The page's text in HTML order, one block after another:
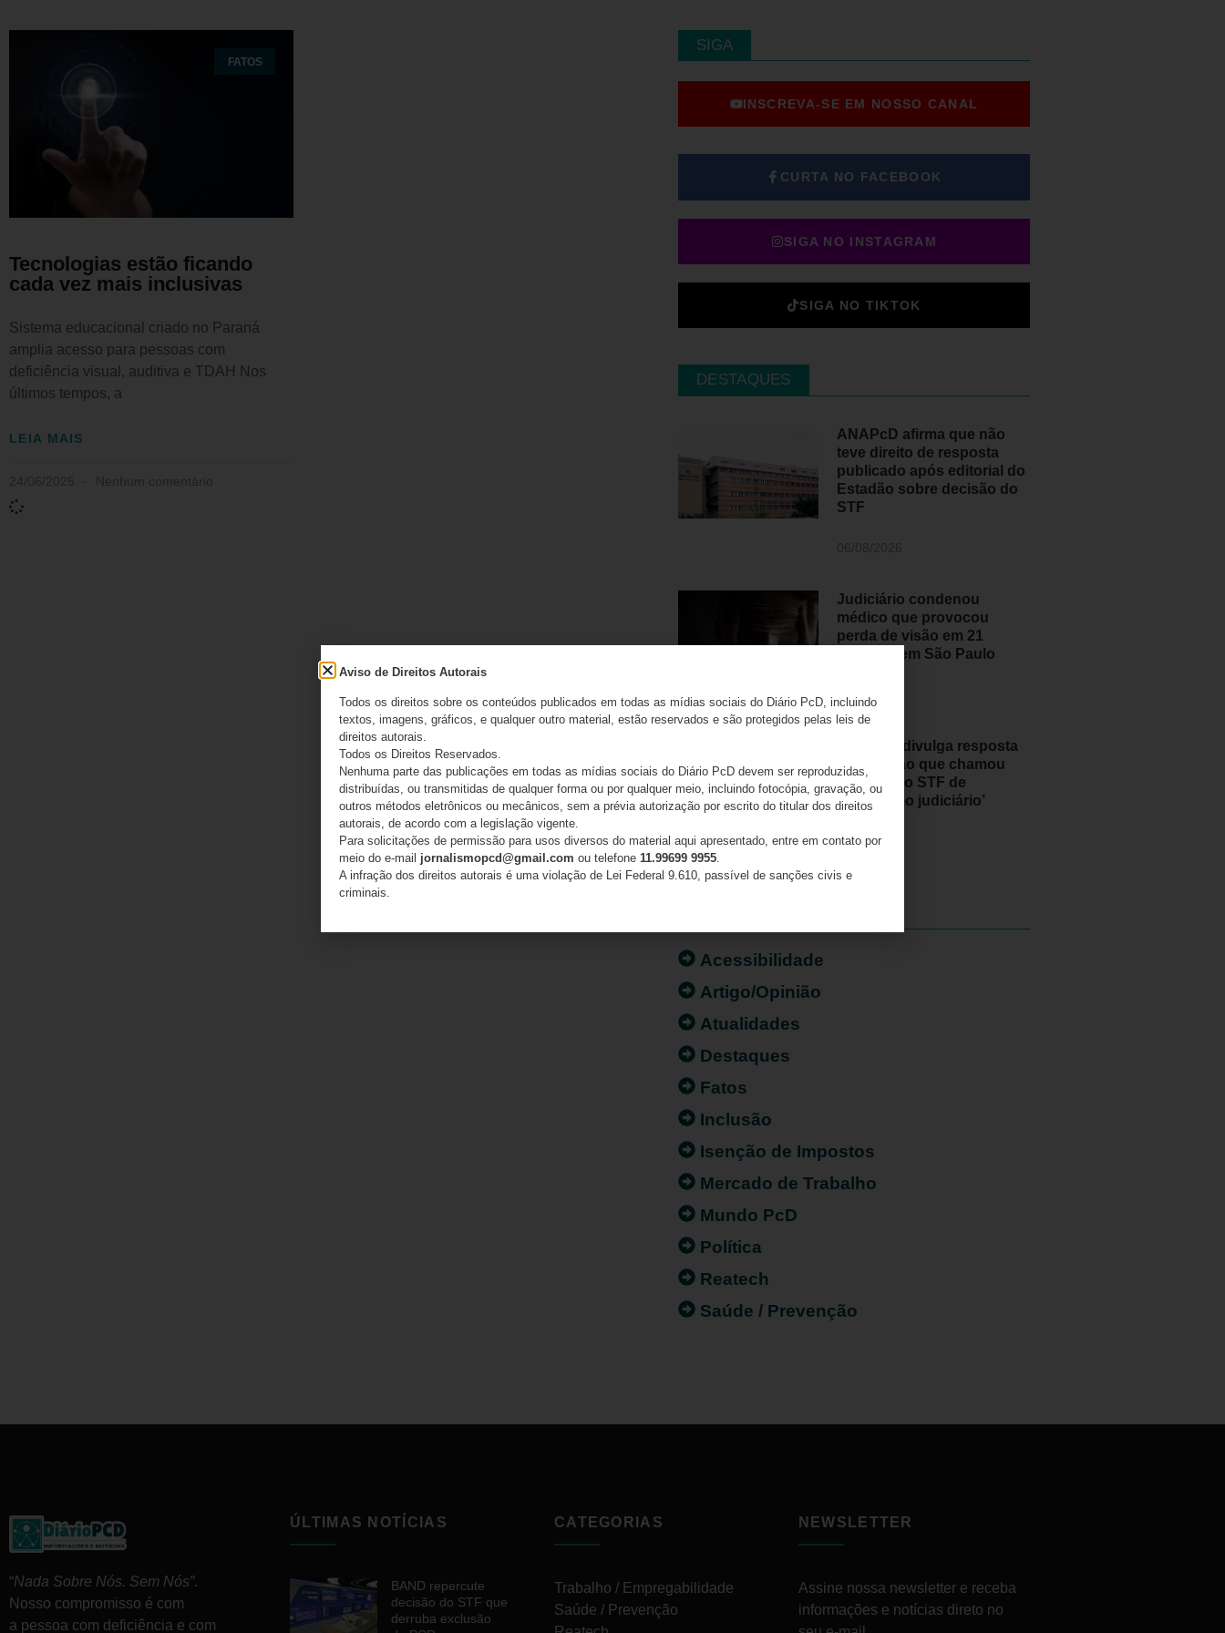
FATOS
Tecnologias estão ficando
cada vez mais inclusivas
Sistema educacional criado no Paraná
amplia acesso para pessoas com
deficiência visual, auditiva e TDAH Nos
últimos tempos, a
LEIA MAIS
SIGA
INSCREVA-SE EM NOSSO CANAL
CURTA NO FACEBOOK
SIGA NO INSTAGRAM
SIGA NO TIKTOK
DESTAQUES
ANAPcD afirma que não
teve direito de resposta
publicado após editorial do
Estadão sobre decisão do
STF
Judiciário condenou
médico que provocou
perda de visão em 21
pessoas em São Paulo
05/08/2026
ANAPcD divulga resposta
ao Estadão que chamou
decisão do STF de
‘populismo judiciário’
05/08/2026
Acessibilidade
Artigo/Opinião
Atualidades
Destaques
Fatos
Inclusão
Isenção de Impostos
Mercado de Trabalho
Mundo PcD
Política
Reatech
Saúde / Prevenção
“Nada Sobre Nós. Sem Nós”.
Nosso compromisso é com
a pessoa com deficiência e com
ÚLTIMAS NOTÍCIAS
BAND repercute
decisão do STF que
derruba exclusão
CATEGORIAS
Trabalho / Empregabilidade
Saúde / Prevenção
NEWSLETTER
Assine nossa newsletter e receba
informações e notícias direto no
Aviso de Direitos Autorais
Todos os direitos sobre os conteúdos publicados em todas as mídias sociais do Diário PcD, incluindo
textos, imagens, gráficos, e qualquer outro material, estão reservados e são protegidos pelas leis de
direitos autorais.
Todos os Direitos Reservados.
Nenhuma parte das publicações em todas as mídias sociais do Diário PcD devem ser reproduzidas,
distribuídas, ou transmitidas de qualquer forma ou por qualquer meio, incluindo fotocópia, gravação, ou
outros métodos eletrônicos ou mecânicos, sem a prévia autorização por escrito do titular dos direitos
autorais, de acordo com a legislação vigente.
Para solicitações de permissão para usos diversos do material aqui apresentado, entre em contato por
meio do e-mail jornalismopcd@gmail.com ou telefone 11.99699 9955.
A infração dos direitos autorais é uma violação de Lei Federal 9.610, passível de sanções civis e
criminais.